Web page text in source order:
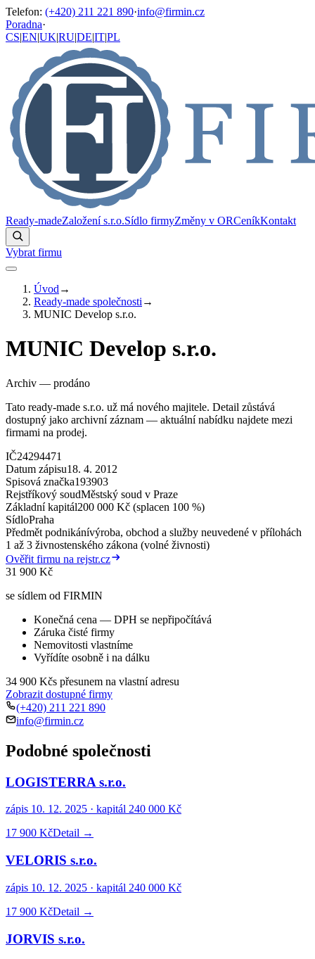
Telefon: (+420) 211 221 890·info@firmin.cz
Poradna·
CS|EN|UK|RU|DE|IT|PL
Ready-madeZaložení s.r.o.Sídlo firmyZměny v ORCeníkKontakt
Vybrat firmu
Úvod →
Ready-made společnosti →
MUNIC Develop s.r.o.
MUNIC Develop s.r.o.
Archiv — prodáno
Tato ready-made s.r.o. už má nového majitele. Detail zůstává
dostupný jako archivní záznam — aktuální nabídku najdete mezi
firmami na prodej.
IČ24294471
Datum zápisu18. 4. 2012
Spisová značka193903
Rejstříkový soudMěstský soud v Praze
Základní kapitál200 000 Kč (splacen 100 %)
SídloPraha
Předmět podnikánívýroba, obchod a služby neuvedené v přílohách
1 až 3 živnostenského zákona (volné živnosti)
Ověřit firmu na rejstr.cz
31 900 Kč
se sídlem od FIRMIN
Konečná cena — DPH se nepřipočítává
Záruka čisté firmy
Nemovitosti vlastníme
Vyřídíte osobně i na dálku
34 900 Kčs přesunem na vlastní adresu
Zobrazit dostupné firmy
(+420) 211 221 890
info@firmin.cz
Podobné společnosti
LOGISTERRA s.r.o.
zápis 10. 12. 2025 · kapitál 240 000 Kč
17 900 KčDetail →
VELORIS s.r.o.
zápis 10. 12. 2025 · kapitál 240 000 Kč
17 900 KčDetail →
JORVIS s.r.o.